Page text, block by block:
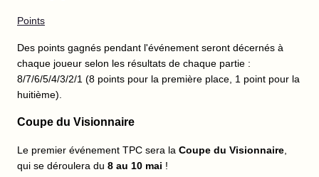
Points
Des points gagnés pendant l'événement seront décernés à
chaque joueur selon les résultats de chaque partie :
8/7/6/5/4/3/2/1 (8 points pour la première place, 1 point pour la
huitième).
Coupe du Visionnaire
Le premier événement TPC sera la Coupe du Visionnaire
qui se déroulera du 8 au 10 mai !